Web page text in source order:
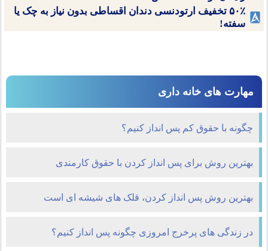
۵۰٪ تخفیف ارتودنسی دندان اقساطی بدون نیاز به چک یا
سفته!
مهارت های خانه داری
چگونه با حقوق کم پس انداز کنیم؟
بهترین روش برای پس انداز کردن با حقوق کارمندی
بهترین روش پس انداز کردن، قلک های شیشه ای است
در زندگی های پرخرج امروزی چگونه پس انداز کنیم؟